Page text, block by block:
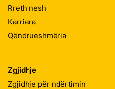
Rreth nesh
Karriera
Qëndrueshmëria
Zgjidhje
Zgjidhje për ndërtimin